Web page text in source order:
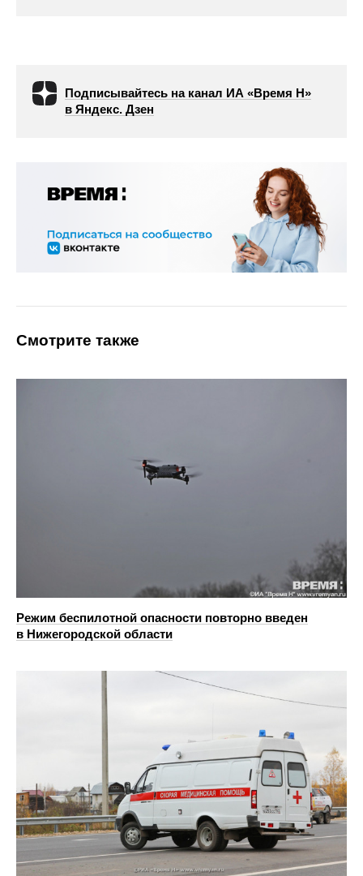
Подписывайтесь на канал ИА «Время Н»
в Яндекс. Дзен
Смотрите также
Режим беспилотной опасности повторно введен
в Нижегородской области